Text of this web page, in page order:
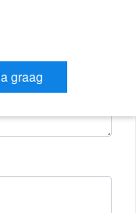
contact met de
graag